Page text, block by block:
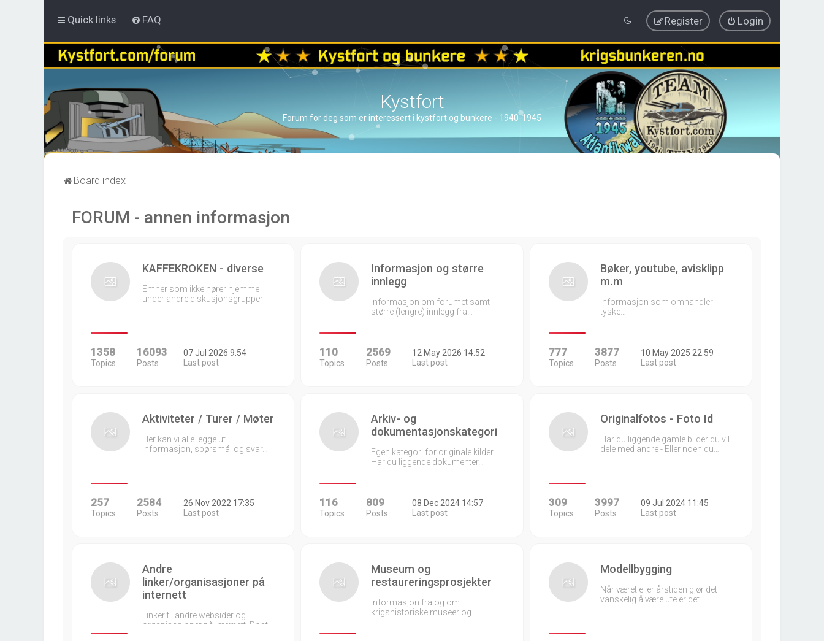
Quick links FAQ Login
Register
Kystfort
Forum for deg som er interessert i kystfort og bunkere - 1940-1945
Board index
FORUM - annen informasjon
KAFFEKROKEN - diverse
Emner som ikke hører hjemme
under andre diskusjonsgrupper
1358
Topics
16093
Posts
07 Jul 2026 9:54
Last post
Informasjon og større
innlegg
Informasjon om forumet samt
større (lengre) innlegg fra…
110
Topics
2569
Posts
12 May 2026 14:52
Last post
Bøker, youtube, avisklipp
m.m
informasjon som omhandler
tyske…
777
Topics
3877
Posts
10 May 2025 22:59
Last post
Aktiviteter / Turer / Møter
Her kan vi alle legge ut
informasjon, spørsmål og svar…
257
Topics
2584
Posts
26 Nov 2022 17:35
Last post
Arkiv- og
dokumentasjonskategori
Egen kategori for originale kilder.
Har du liggende dokumenter…
116
Topics
809
Posts
08 Dec 2024 14:57
Last post
Originalfotos - Foto Id
Har du liggende gamle bilder du vil
dele med andre - Eller noen du…
309
Topics
3997
Posts
09 Jul 2024 11:45
Last post
Andre
linker/organisasjoner på
internett
Linker til andre websider og
organisasjoner på internett. Post…
Museum og
restaureringsprosjekter
Informasjon fra og om
krigshistoriske museer og…
Modellbygging
Når været eller årstiden gjør det
vanskelig å være ute er det…